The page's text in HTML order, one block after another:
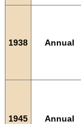
1938 Annual
1945 Annual